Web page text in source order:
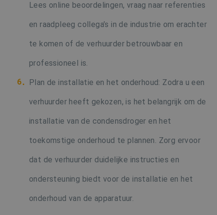
Lees online beoordelingen, vraag naar referenties
en raadpleeg collega’s in de industrie om erachter
te komen of de verhuurder betrouwbaar en
professioneel is.
Plan de installatie en het onderhoud: Zodra u een
verhuurder heeft gekozen, is het belangrijk om de
installatie van de condensdroger en het
toekomstige onderhoud te plannen. Zorg ervoor
dat de verhuurder duidelijke instructies en
ondersteuning biedt voor de installatie en het
onderhoud van de apparatuur.
CookieScriptConsent
CookieScript
_GRECAPTCHA
Google LLC